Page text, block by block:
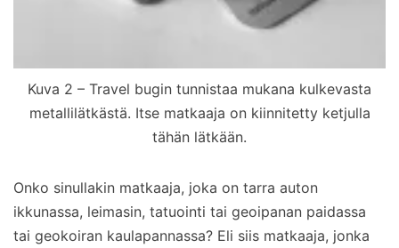
Kuva 2 – Travel bugin tunnistaa mukana kulkevasta
metallilätkästä. Itse matkaaja on kiinnitetty ketjulla
tähän lätkään.
Onko sinullakin matkaaja, joka on tarra auton
ikkunassa, leimasin, tatuointi tai geoipanan paidassa
tai geokoiran kaulapannassa? Eli siis matkaaja, jonka